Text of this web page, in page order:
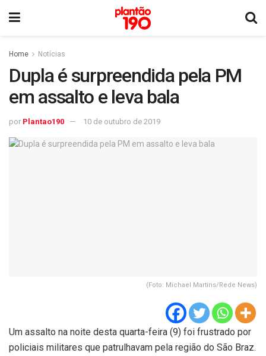
Home Notícias
Dupla é surpreendida pela PM
em assalto e leva bala
por Plantao190 10 de outubro de 2019
(Foto: Michael Martins/Rede News)
Um assalto na noite desta quarta-feira (9) foi frustrado por
policiais militares que patrulhavam pela região do São Braz.